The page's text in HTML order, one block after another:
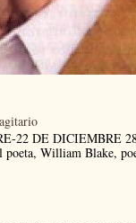
22 DE DICIEMBRE
poeta, William Blake,